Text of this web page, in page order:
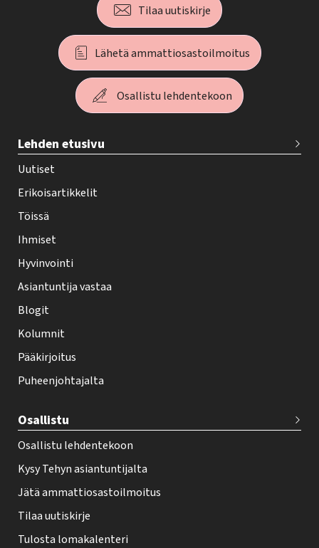
Tilaa uutiskirje
Lähetä ammattiosastoilmoitus
Osallistu lehdentekoon
e
h
y
-
e
h
t
i
f
o
t
r
Lehden etusivu
Uutiset
Erikoisartikkelit
Töissä
Ihmiset
Hyvinvointi
Asiantuntija vastaa
Blogit
Kolumnit
Pääkirjoitus
Puheenjohtajalta
Osallistu
Osallistu lehdentekoon
Kysy Tehyn asiantuntijalta
Jätä ammattiosastoilmoitus
Tilaa uutiskirje
Tulosta lomakalenteri